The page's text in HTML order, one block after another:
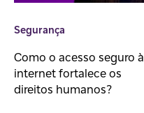
Segurança
Como o acesso seguro à
internet fortalece os
direitos humanos?